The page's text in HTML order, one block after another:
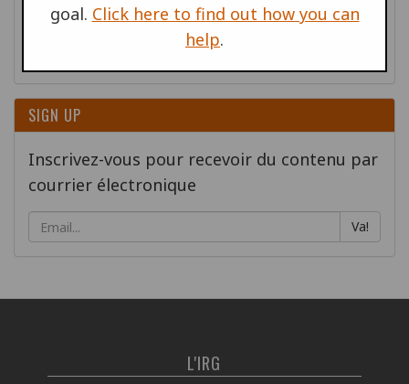
goal. Click here to find out how you can
help.
à travers le monde!
Donner
SIGN UP
Inscrivez-vous pour recevoir du contenu par
courrier électronique
Va!
L'IRG